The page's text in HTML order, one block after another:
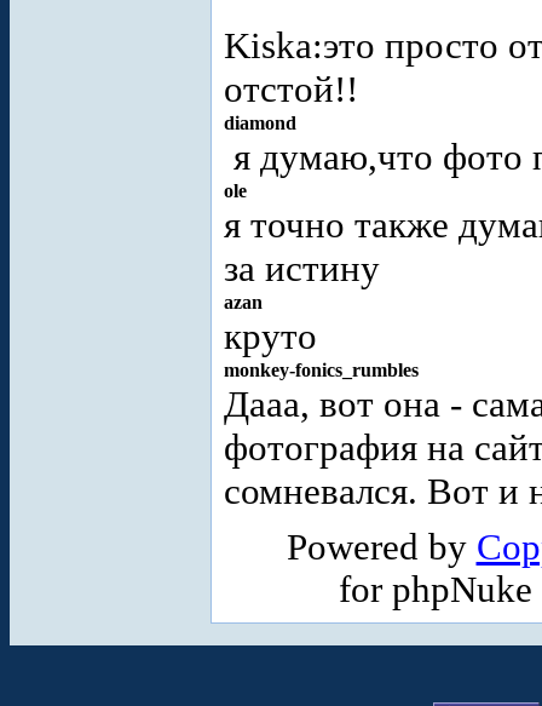
Kiska:это просто
отстой!!
diamond
я думаю,что фото
ole
я точно также
за истину
azan
круто
monkey-fonics_rumbles
Дааа, вот она -
фотография на
сомневался. Вот и
Powered by
for